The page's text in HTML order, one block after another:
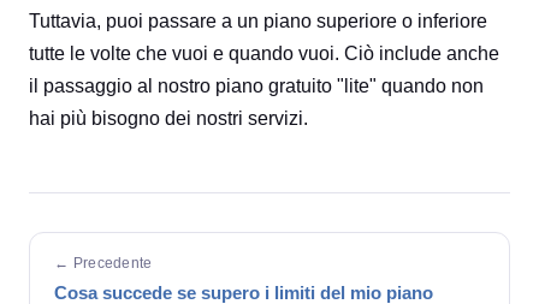
Tuttavia, puoi passare a un piano superiore o inferiore
tutte le volte che vuoi e quando vuoi. Ciò include anche
il passaggio al nostro piano gratuito "lite" quando non
hai più bisogno dei nostri servizi.
← Precedente
Cosa succede se supero i limiti del mio piano